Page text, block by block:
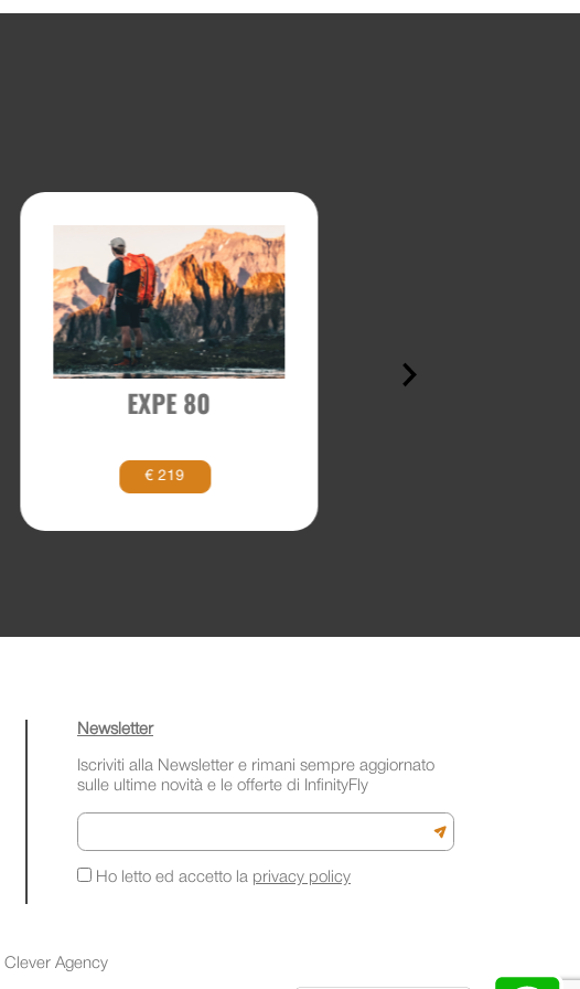
EXPE 80
€ 219
Newsletter
Iscriviti alla Newsletter e rimani sempre aggiornato
sulle ultime novità e le offerte di InfinityFly
Email
Iscriviti alla
Ho letto ed accetto la privacy policy
Clever Agency